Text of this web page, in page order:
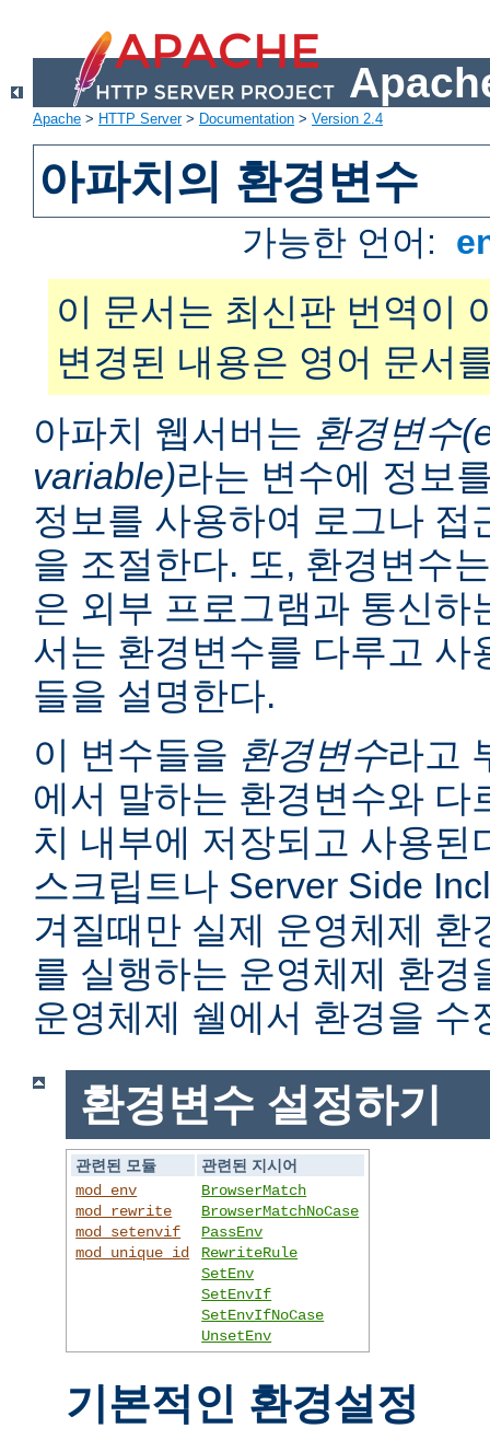
Apache > HTTP Server> Documentation > Version 2.4
아파치의 환경변수
가능한 언어:
이 문서는 최신판 번역이
변경된 내용은 영어 문서
아파치 웹서버는 환경변수
variable)라는 변수에 정보
정보를 사용하여 로그나 접
을 조절한다. 또, 환경변수
은 외부 프로그램과 통신하
서는 환경변수를 다루고 사
들을 설명한다.
이 변수들을 환경변수라고
에서 말하는 환경변수와 다
치 내부에 저장되고 사용된
스크립트나 Server Side
겨질때만 실제 운영체제 환
를 실행하는 운영체제 환경
운영체제 쉘에서 환경을 수
환경변수 설정하기
관련된 모듈
관련된 지시어
mod_env
mod_rewrite
mod_setenvif
mod_unique_id
BrowserMatch
BrowserMatchNoCase
PassEnv
RewriteRule
SetEnv
SetEnvIf
SetEnvIfNoCase
UnsetEnv
기본적인 환경설정